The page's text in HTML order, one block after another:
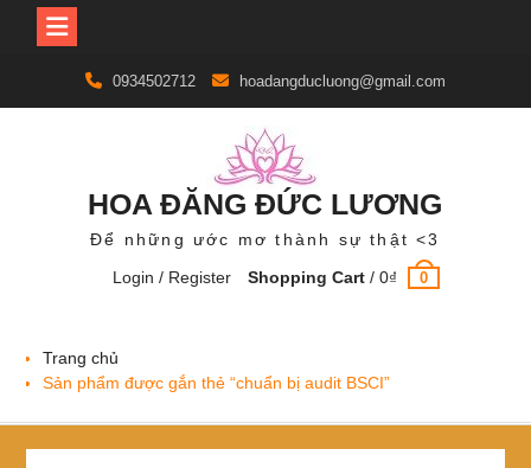
content
0934502712 hoadangducluong@gmail.com
HOA ĐĂNG ĐỨC LƯƠNG
Để những ước mơ thành sự thật <3
Login / Register
Shopping Cart /0₫ 0
Trang chủ
Sản phẩm được gắn thẻ “chuẩn bị audit BSCI”